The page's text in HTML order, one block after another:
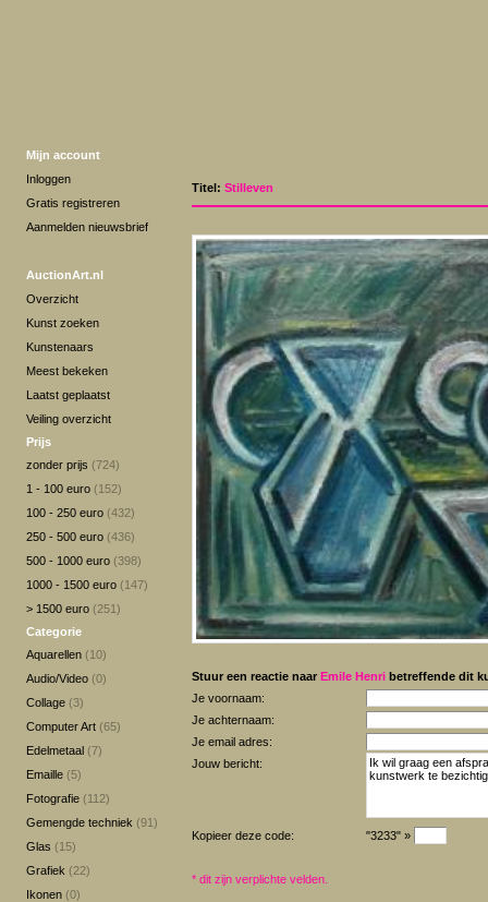
Mijn account
Inloggen
Gratis registreren
Aanmelden nieuwsbrief
AuctionArt.nl
Overzicht
Kunst zoeken
Kunstenaars
Meest bekeken
Laatst geplaatst
Veiling overzicht
Prijs
zonder prijs (724)
1 - 100 euro (152)
100 - 250 euro (432)
250 - 500 euro (436)
500 - 1000 euro (398)
1000 - 1500 euro (147)
> 1500 euro (251)
Categorie
Aquarellen (10)
Audio/Video (0)
Collage (3)
Computer Art (65)
Edelmetaal (7)
Emaille (5)
Fotografie (112)
Gemengde techniek (91)
Glas (15)
Grafiek (22)
Ikonen (0)
Titel: Stilleven
Stuur een reactie naar Emile Henri betreffende dit
Je voornaam:
Je achternaam:
Je email adres:
Jouw bericht:
Kopieer deze code: "3233" »
* dit zijn verplichte velden.